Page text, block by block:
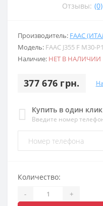
Отзывы: (0)
Производитель: FAAC
Модель: FAAC J355 F M30-
Наличие: НЕТ В НАЛИЧИИ
377 676 грн.
Купить в один клик
Введите номер
Количество:
- +